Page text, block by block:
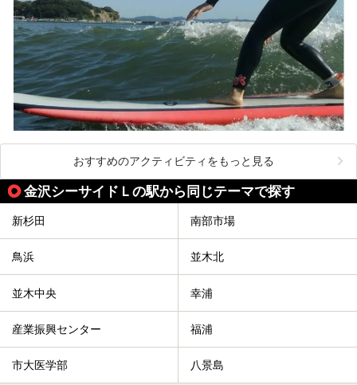
おすすめのアクティビティをもっと見る
金沢シーサイドＬの駅から同じテーマで探す
新杉田 南部市場
鳥浜 並木北
並木中央 幸浦
産業振興センター 福浦
市大医学部 八景島